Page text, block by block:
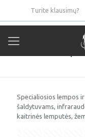
Turite klausimų?
Specialiosios lempos
šaldytuvams,
kaitrinės lemputės,